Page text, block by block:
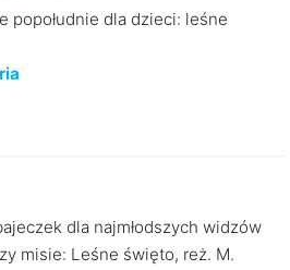
popołudnie dla dzieci: leśne
dla najmłodszych widzów
misie: Leśne święto, reż. M.